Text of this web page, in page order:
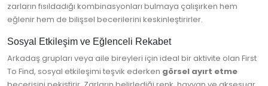
zarların fısıldadığı kombinasyonları bulmaya çalışırken hem
eğlenir hem de bilişsel becerilerini keskinleştirirler.
Sosyal Etkileşim ve Eğlenceli Rekabet
Arkadaş grupları veya aile bireyleri için ideal bir aktivite olan First
To Find, sosyal etkileşimi teşvik ederken görsel ayırt etme